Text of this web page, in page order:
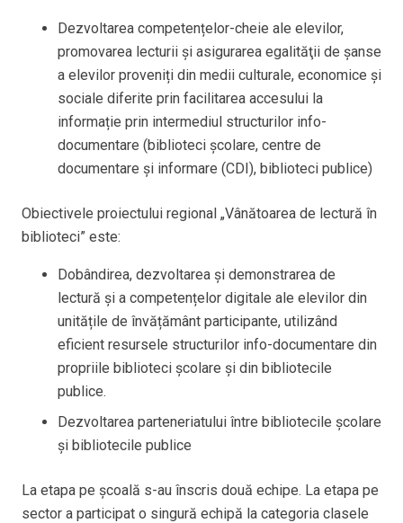
Dezvoltarea competențelor-cheie ale elevilor,
promovarea lecturii și asigurarea egalităţii de şanse
a elevilor proveniți din medii culturale, economice şi
sociale diferite prin facilitarea accesului la
informație prin intermediul structurilor info-
documentare (biblioteci școlare, centre de
documentare și informare (CDI), biblioteci publice)
Obiectivele proiectului regional „Vânătoarea de lectură în
biblioteci” este:
Dobândirea, dezvoltarea și demonstrarea de
lectură și a competențelor digitale ale elevilor din
unitățile de învățământ participante, utilizând
eficient resursele structurilor info-documentare din
propriile biblioteci școlare și din bibliotecile
publice.
Dezvoltarea parteneriatului între bibliotecile școlare
și bibliotecile publice
La etapa pe școală s-au înscris două echipe. La etapa pe
sector a participat o singură echipă la categoria clasele